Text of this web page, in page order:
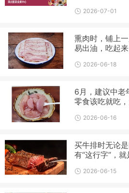
2026-07-01
熏肉时，铺上
易出油，吃起
2026-06-18
6月，建议中老
零食该吃就吃
2026-06-16
买牛排时无论
有“这行字”，
2026-06-15